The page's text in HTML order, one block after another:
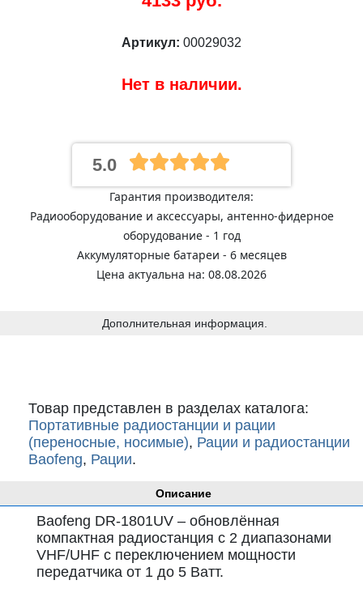
Описание
Baofeng DR-1801UV – обновлённая
компактная радиостанция с 2 диапазонами
VHF/UHF c переключением мощности
передатчика от 1 до 5 Ватт.
Артикул: 00029032
Нет в наличии.
5.0
Гарантия производителя:
Радиооборудование и аксессуары, антенно-фидерное
оборудование - 1 год
Аккумуляторные батареи - 6 месяцев
Цена актуальна на: 08.08.2026
Дополнительная информация.
Товар представлен в разделах каталога:
Портативные радиостанции и рации
(переносные, носимые), Рации и радиостанции
Baofeng, Рации.